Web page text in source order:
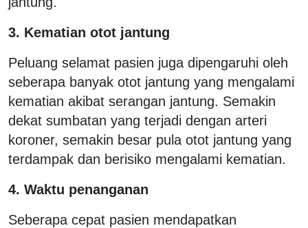
3. Kematian otot jantung
Peluang selamat pasien juga dipengaruhi oleh
seberapa banyak otot jantung yang mengalami
kematian akibat serangan jantung. Semakin
dekat sumbatan yang terjadi dengan arteri
koroner, semakin besar pula otot jantung yang
terdampak dan berisiko mengalami kematian.
4. Waktu penanganan
Seberapa cepat pasien mendapatkan